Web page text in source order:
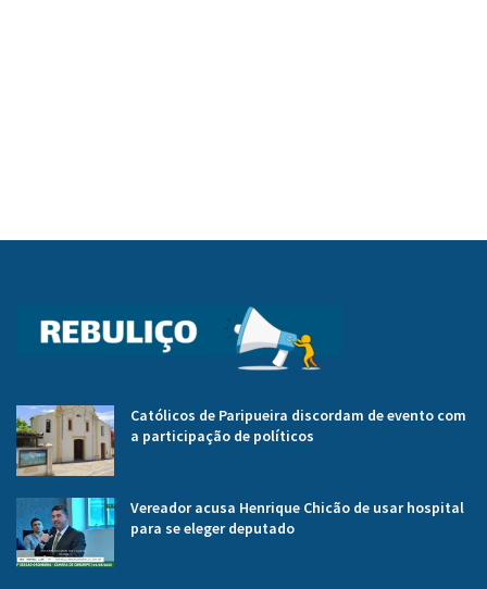
Católicos de Paripueira discordam de evento com
a participação de políticos
Vereador acusa Henrique Chicão de usar hospital
para se eleger deputado